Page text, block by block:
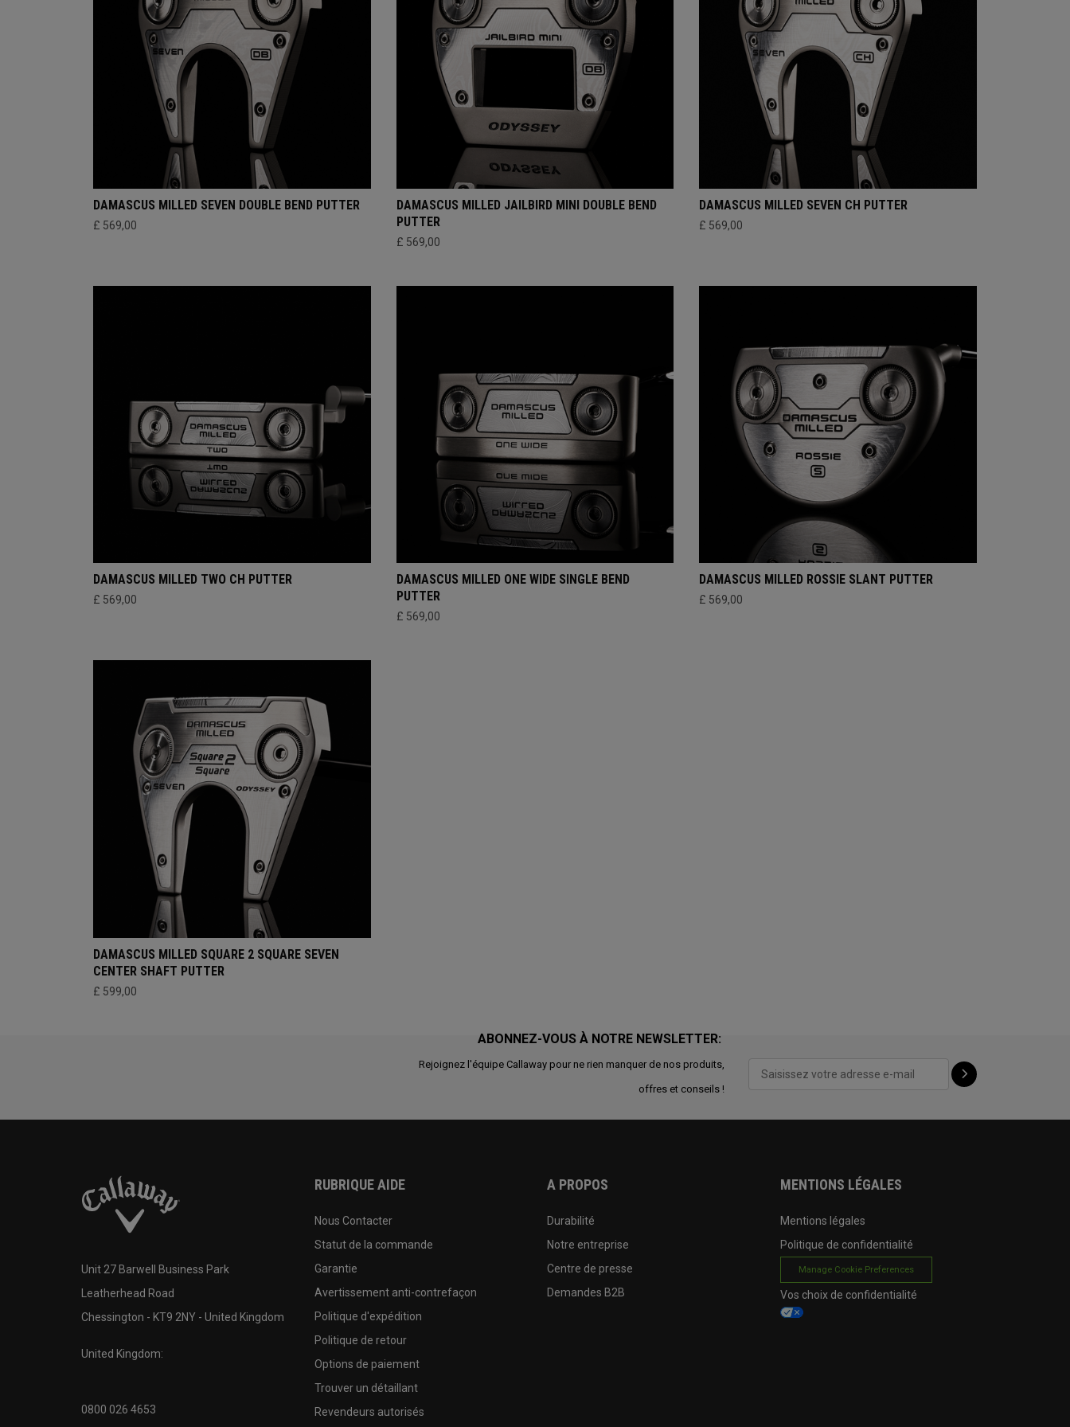
DAMASCUS MILLED SEVEN DOUBLE BEND PUTTER
£ 569,00
DAMASCUS MILLED JAILBIRD MINI DOUBLE BEND
PUTTER
£ 569,00
DAMASCUS MILLED SEVEN CH PUTTER
£ 569,00
DAMASCUS MILLED TWO CH PUTTER
£ 569,00
DAMASCUS MILLED ONE WIDE SINGLE BEND
PUTTER
£ 569,00
DAMASCUS MILLED ROSSIE SLANT PUTTER
£ 569,00
DAMASCUS MILLED SQUARE 2 SQUARE SEVEN
CENTER SHAFT PUTTER
£ 599,00
ABONNEZ-VOUS À NOTRE NEWSLETTER:
Rejoignez l'équipe Callaway pour ne rien manquer de nos produits,
offres et conseils !
Unit 27 Barwell Business Park
Leatherhead Road
Chessington - KT9 2NY - United Kingdom
United Kingdom:
0800 026 4653
RUBRIQUE AIDE
Nous Contacter
Statut de la commande
Garantie
Avertissement anti-contrefaçon
Politique d'expédition
Politique de retour
Options de paiement
Trouver un détaillant
Revendeurs autorisés
A PROPOS
Durabilité
Notre entreprise
Centre de presse
Demandes B2B
MENTIONS LÉGALES
Mentions légales
Politique de confidentialité
Manage Cookie Preferences
Vos choix de confidentialité